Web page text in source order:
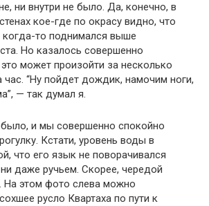
ни внутри не было. Да, конечно, в
кое-где по окрасу видно, что
то поднимался выше
Но казалось совершенно
может произойти за несколько
час. “Ну пойдет дождик, намочим ноги,
— так думал я.
и мы совершенно спокойно
Кстати, уровень воды в
что его язык не поворачивался
даже ручьем. Скорее, чередой
На этом фото слева можно
русло Квартаха по пути к